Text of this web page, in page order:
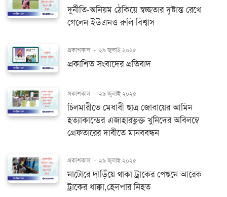
দুর্নীতি-অনিয়ম ঠেকিয়ে স্বচ্ছতার দৃষ্টান্ত রেখে
গেলেন ইউএনও রুলি বিশ্বাস
প্রকাশকাল - ২৯ জুলাই ২০২৫
প্রকাশিত সংবাদের প্রতিবাদ
প্রকাশকাল - ২৯ জুলাই ২০২৫
চিলমারীতে মেধাবী ছাত্র জোবায়ের আমিন
হত্যাকান্ডের এজাহারভুক্ত খুনিদের অবিলম্বে
গ্রেফতারের দাবীতে মানববন্ধন
প্রকাশকাল - ২৯ জুলাই ২০২৫
নাটোরে দাড়িঁয়ে থাকা ট্রাকের পেছনে আরেক
ট্রাকের ধাক্কা,হেলপার নিহত